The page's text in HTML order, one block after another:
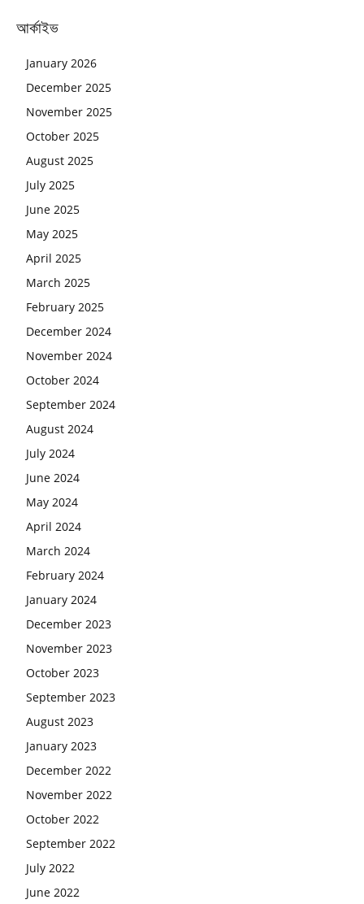
আর্কাইভ
January 2026
December 2025
November 2025
October 2025
August 2025
July 2025
June 2025
May 2025
April 2025
March 2025
February 2025
December 2024
November 2024
October 2024
September 2024
August 2024
July 2024
June 2024
May 2024
April 2024
March 2024
February 2024
January 2024
December 2023
November 2023
October 2023
September 2023
August 2023
January 2023
December 2022
November 2022
October 2022
September 2022
July 2022
June 2022